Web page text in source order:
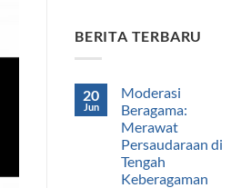
BERITA TERBARU
20
Jun
Moderasi
Beragama:
Merawat
Persaudaraan di
Tengah
Keberagaman